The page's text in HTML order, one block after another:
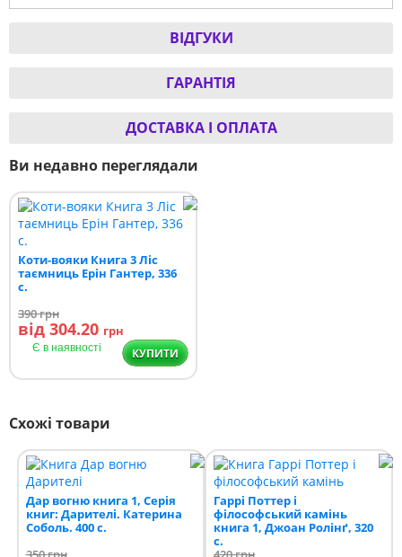
ВІДГУКИ
ГАРАНТІЯ
ДОСТАВКА І ОПЛАТА
Ви недавно переглядали
Коти-вояки Книга 3 Ліс
таємниць Ерін Гантер, 336
с.
390грн
від 304.20 грн
Є в наявності КУПИТИ
Схожі товари
Дар вогню книга 1, Серія
книг: Дарителі. Катерина
Соболь. 400 с.
Гаррі Поттер і
філософський камінь
книга 1, Джоан Ролінґ, 320
c.